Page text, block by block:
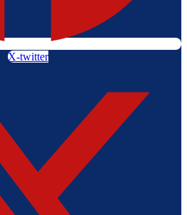
X-twitter